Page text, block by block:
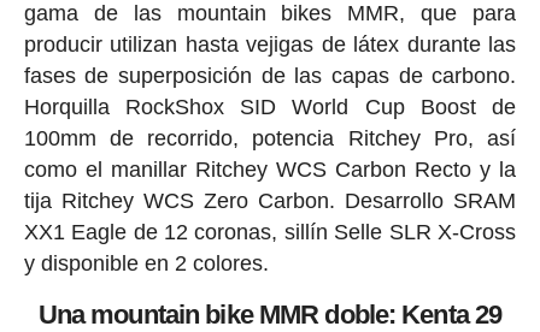
gama de las mountain bikes MMR, que para
producir utilizan hasta vejigas de látex durante las
fases de superposición de las capas de carbono.
Horquilla RockShox SID World Cup Boost de
100mm de recorrido, potencia Ritchey Pro, así
como el manillar Ritchey WCS Carbon Recto y la
tija Ritchey WCS Zero Carbon. Desarrollo SRAM
XX1 Eagle de 12 coronas, sillín Selle SLR X-Cross
y disponible en 2 colores.
Una mountain bike MMR doble: Kenta 29